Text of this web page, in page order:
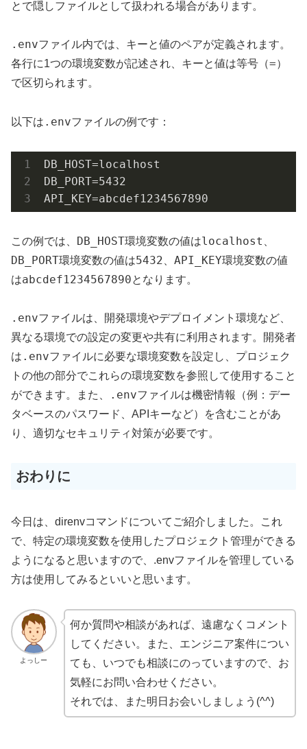
とで隠しファイルとして扱われる場合があります。
.envファイル内では、キーと値のペアが定義されます。
各行に1つの環境変数が記述され、キーと値は等号（=）
で区切られます。
以下は .envファイルの例です：
DB_HOST=localhost
DB_PORT=5432
API_KEY=abcdef1234567890
この例では、 DB_HOST環境変数の値はlocalhost
DB_PORT環境変数の値は5432 API_KEY環境変数の値
はabcdef1234567890となります。
.envファイルは、開発環境やデプロイメント環境など、
異なる環境での設定の変更や共有に利用されます。開発者
は .envファイルに必要な環境変数を設定し、プロジェク
トの他の部分でこれらの環境変数を参照して使用すること
ができます。また、
.envファイルは機密情報（例：デー
タベースのパスワード、APIキーなど）を含むことがあ
り、適切なセキュリティ対策が必要です。
おわりに
今日は、direnvコマンドについてご紹介しました。これ
で、特定の環境変数を使用したプロジェクト管理ができる
ようになると思いますので、.envファイルを管理している
方は使用してみるといいと思います。
よっしー
何か質問や相談があれば、遠慮なくコメント
してください。また、エンジニア案件につい
ても、いつでも相談にのっていますので、お
気軽にお問い合わせください。
それでは、また明日お会いしましょう(^^)